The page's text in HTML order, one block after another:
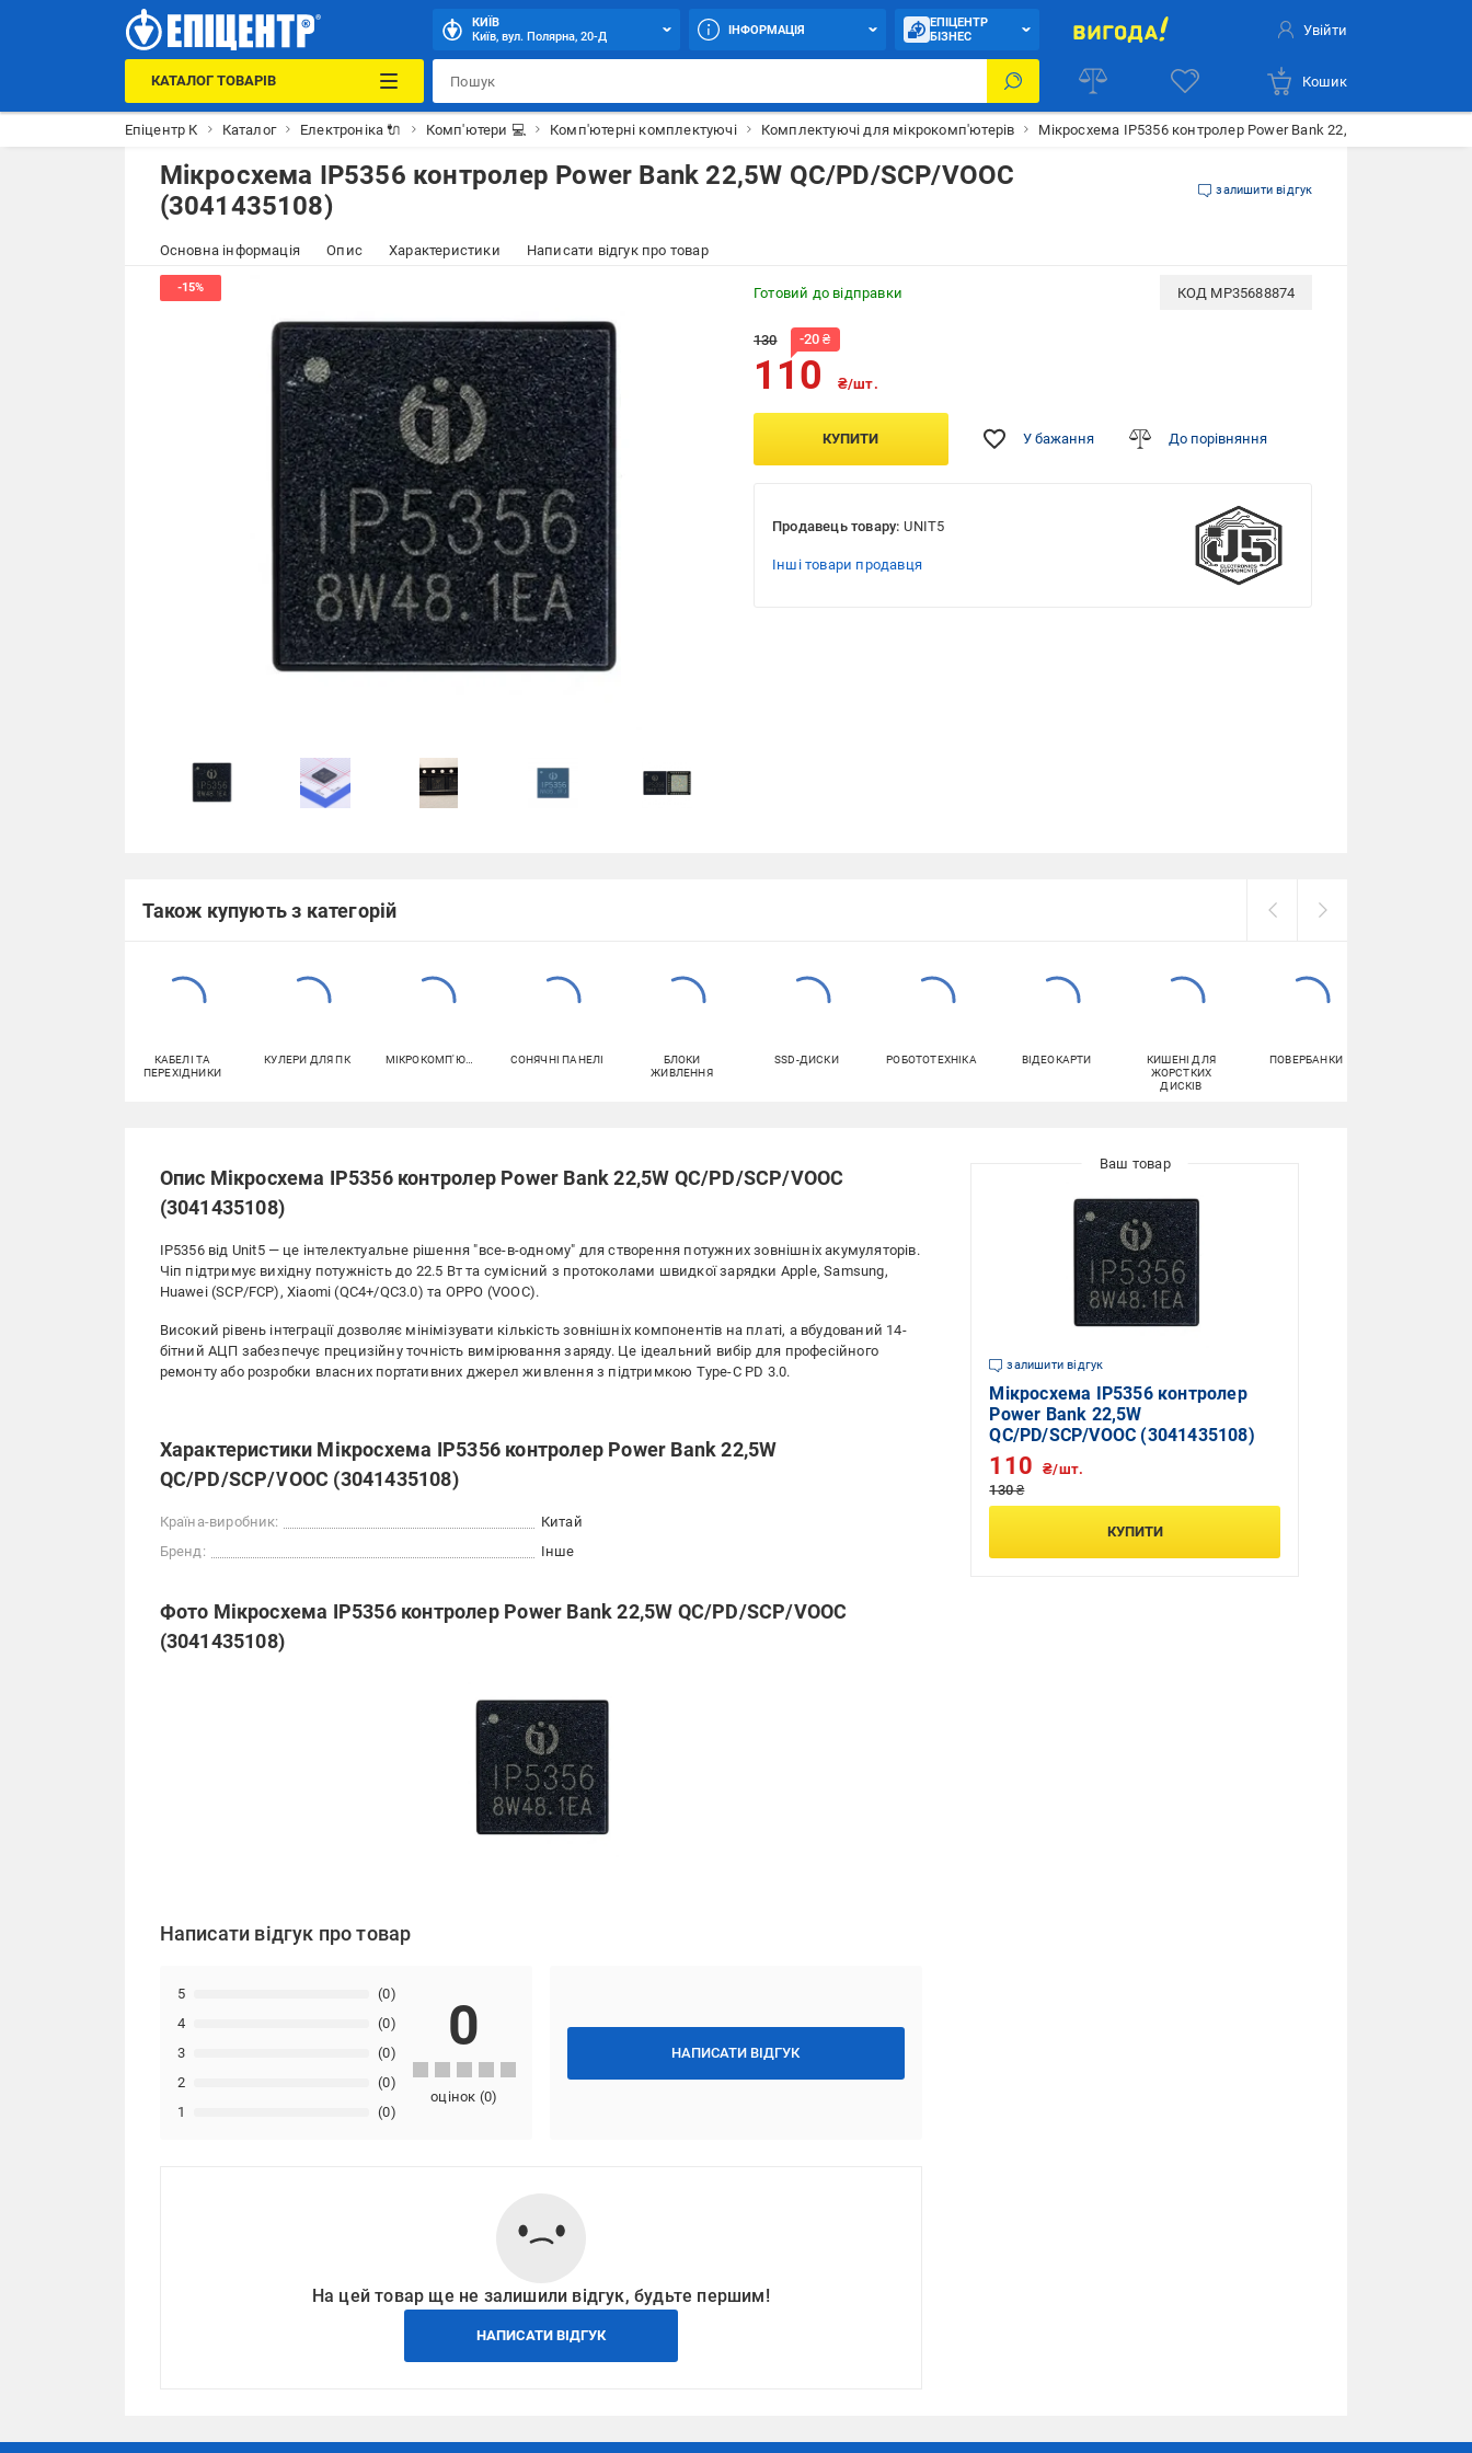
КИЇВ
Київ, вул. Полярна, 20-Д
ІНФОРМАЦІЯ
ЕПІЦЕНТР
БІЗНЕС
Увійти
КАТАЛОГ ТОВАРІВ Кошик
Епіцентр К Каталог Електроніка 🔌 Комп'ютери 💻 Комп'ютерні комплектуючі Комплектуючі для мікрокомп'ютерів Мікросхема IP5356 контролер Power Bank 22,5W QC/PD/SCP/
Мікросхема IP5356 контролер Power Bank 22,5W QC/PD/SCP/VOOC
(3041435108)
залишити відгук
Основна інформація Опис Характеристики Написати відгук про товар
Готовий до відправки КОД MP35688874
130 -20 ₴
110 ₴/шт.
КУПИТИ У бажання До порівняння
Продавець товару: UNIT5
Інші товари продавця
Також купують з категорій
КАБЕЛІ ТА
ПЕРЕХІДНИКИ
КУЛЕРИ ДЛЯ ПК МІКРОКОМП'ЮТЕРИ СОНЯЧНІ ПАНЕЛІ
БЛОКИ
ЖИВЛЕННЯ
SSD-ДИСКИ РОБОТОТЕХНІКА ВІДЕОКАРТИ
КИШЕНІ ДЛЯ
ЖОРСТКИХ
ДИСКІВ
ПОВЕРБАНКИ
Опис Мікросхема IP5356 контролер Power Bank 22,5W QC/PD/SCP/VOOC
(3041435108)
IP5356 від Unit5 — це інтелектуальне рішення "все-в-одному" для створення потужних зовнішніх акумуляторів.
Чіп підтримує вихідну потужність до 22.5 Вт та сумісний з протоколами швидкої зарядки Apple, Samsung,
Huawei (SCP/FCP), Xiaomi (QC4+/QC3.0) та OPPO (VOOC).
Високий рівень інтеграції дозволяє мінімізувати кількість зовнішніх компонентів на платі, а вбудований 14-
бітний АЦП забезпечує прецизійну точність вимірювання заряду. Це ідеальний вибір для професійного
ремонту або розробки власних портативних джерел живлення з підтримкою Type-C PD 3.0.
Характеристики Мікросхема IP5356 контролер Power Bank 22,5W
QC/PD/SCP/VOOC (3041435108)
Країна-виробник:
Китай
Бренд:
Інше
Фото Мікросхема IP5356 контролер Power Bank 22,5W QC/PD/SCP/VOOC
(3041435108)
Написати відгук про товар
НАПИСАТИ ВІДГУК
1 (0)
2 (0)
3 (0)
4 (0)
5 (0)
0
оцінок (0)
На цей товар ще не залишили відгук, будьте першим!
НАПИСАТИ ВІДГУК
залишити відгук
Мікросхема IP5356 контролер
Power Bank 22,5W
QC/PD/SCP/VOOC (3041435108)
130 ₴
110 ₴/шт.
КУПИТИ